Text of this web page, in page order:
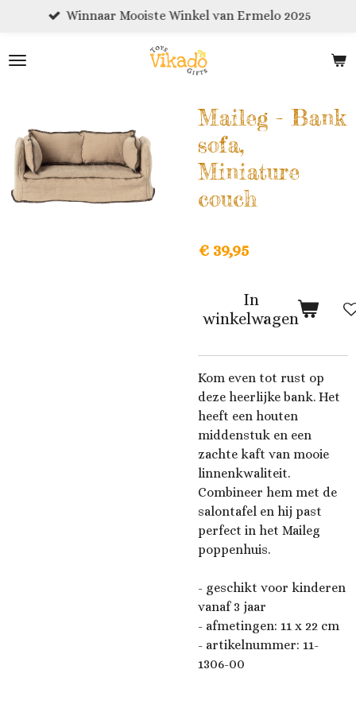
naar
Winnaar Mooiste Winkel van Ermelo 2025
Maileg - Bank
sofa,
Miniature
couch
€ 39,95
In
winkelwagen
Kom even tot rust op
deze heerlijke bank. Het
heeft een houten
middenstuk en een
zachte kaft van mooie
linnenkwaliteit.
Combineer hem met de
salontafel en hij past
perfect in het Maileg
poppenhuis.
- geschikt voor kinderen
vanaf 3 jaar
- afmetingen: 11 x 22 cm
- artikelnummer: 11-
1306-00